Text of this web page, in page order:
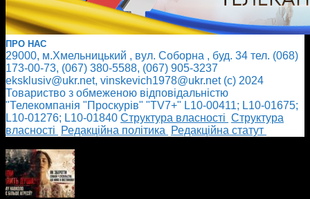
ПРО НАС
29000, м.Хмельницький , вул. Соборна , буд. 34 тел. (068)
173-00-73, (067) 380-5588, (067) 905-3237
eksklusiv@ukr.net, vinskevich1978@ukr.net (с) 2024
Товариство з обмеженою відповідальністю
"Телекомпанія "Проскурів" "TV7+" L10-00411; L10-01675;
L10-01276; L10-01840 Cтруктура власності Cтруктура
власності
Редакційна політика
Редакційна статут